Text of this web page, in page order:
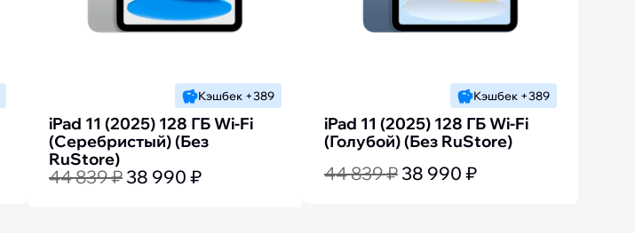
Кэшбек +389
iPad 11 (2025) 128 ГБ Wi-Fi
(Cеребристый) (Без
RuStore)
44 839 ₽ 38 990 ₽
Кэшбек +389
iPad 11 (2025) 128 ГБ Wi-Fi
(Голубой) (Без RuStore)
44 839 ₽ 38 990 ₽